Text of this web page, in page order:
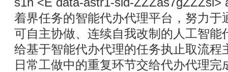
着界任务的智能代办代理平台，努力于
可自主协做、连续自我改制的人工智能
给基于智能代办代理的任务执止取流程
日常工做中的重复环节交给代办代理